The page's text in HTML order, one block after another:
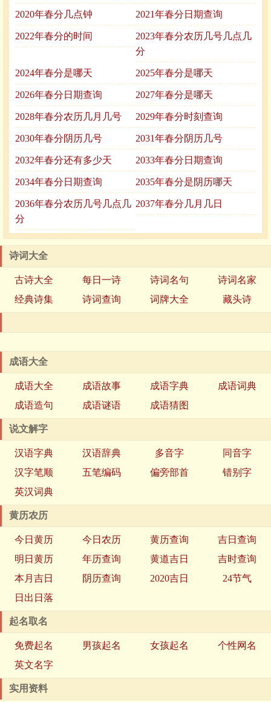
2020年春分几点钟 2021年春分日期查询
2022年春分的时间
2023年春分农历几号几点几
分
2024年春分是哪天 2025年春分是哪天
2026年春分日期查询 2027年春分是哪天
2028年春分农历几月几号 2029年春分时刻查询
2030年春分阴历几号 2031年春分阴历几号
2032年春分还有多少天 2033年春分日期查询
2034年春分日期查询 2035年春分是阴历哪天
2036年春分农历几号几点几
分
2037年春分几月几日
诗词大全
古诗大全 每日一诗 诗词名句
诗词名家
经典诗集
诗词查询 词牌大全 藏头诗
成语大全
成语大全 成语故事 成语字典
成语词典
成语造句
成语谜语 成语猜图
说文解字
汉语字典 汉语辞典 多音字
同音字
汉字笔顺
五笔编码 偏旁部首
错别字
英汉词典
黄历农历
今日黄历 今日农历 黄历查询
吉日查询
明日黄历
年历查询 黄道吉日
吉时查询
本月吉日
阴历查询 2020吉日
24节气
日出日落
起名取名
免费起名 男孩起名 女孩起名
个性网名
英文名字
实用资料